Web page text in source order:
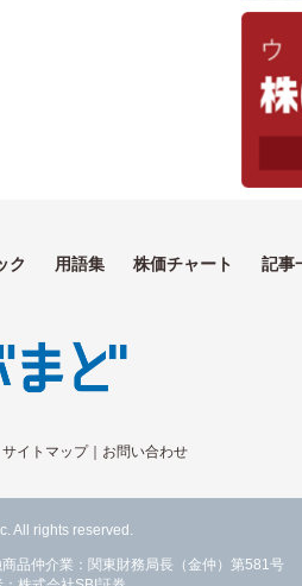
ク 用語集 株価チャート 記事
サイトマップ｜ お問い合わせ
All rights reserved.
品仲介業：関東財務局長（金仲）第581号